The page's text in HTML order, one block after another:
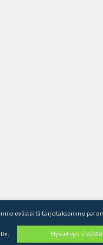
oikeudet pidätetään.
evästeitä tarjotaksemme
Hyväksyn